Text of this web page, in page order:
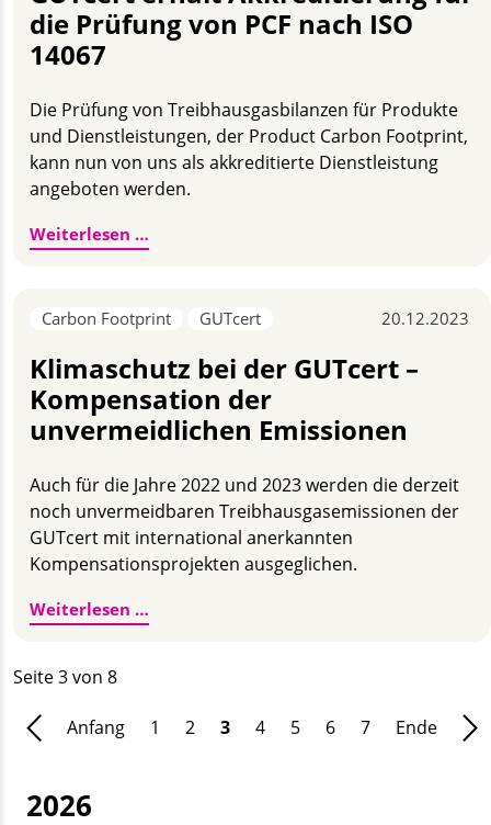
die Prüfung von PCF nach ISO
14067
Die Prüfung von Treibhausgasbilanzen für Produkte
und Dienstleistungen, der Product Carbon Footprint,
kann nun von uns als akkreditierte Dienstleistung
angeboten werden.
Weiterlesen …
Carbon Footprint GUTcert 20.12.2023
Klimaschutz bei der GUTcert –
Kompensation der
unvermeidlichen Emissionen
Auch für die Jahre 2022 und 2023 werden die derzeit
noch unvermeidbaren Treibhausgasemissionen der
GUTcert mit international anerkannten
Kompensationsprojekten ausgeglichen.
Weiterlesen …
Seite 3 von 8
Anfang 1 2 3 4 5 6 7 Ende
2026